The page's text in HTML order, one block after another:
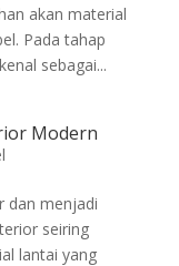
akan material
Pada tahap
sebagai...
Modern
dan menjadi
seiring
lantai yang